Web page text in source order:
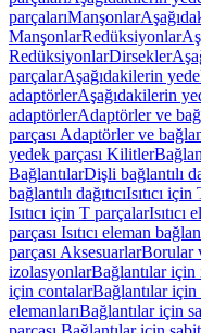
parçalarıManşonlar
ManşonlarRedüksiyonlar
RedüksiyonlarDirsekler
parçalarAşağıdakilerin
adaptörlerAşağıdakilerin
adaptörlerAdaptörler ve
parçası Adaptörler ve
yedek parçası Kilitler
BağlantılarDişli bağlantılı
bağlantılı dağıtıcıIsıtıcı
Isıtıcı için T parçalarIsıtıcı
parçası Isıtıcı eleman
parçası AksesuarlarBorular
izolasyonlarBağlantılar
için contalarBağlantılar için
elemanlarıBağlantılar için